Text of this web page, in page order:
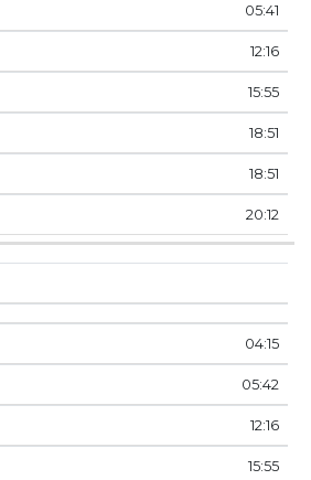
05:41
12:16
15:55
18:51
18:51
20:12
04:15
05:42
12:16
15:55